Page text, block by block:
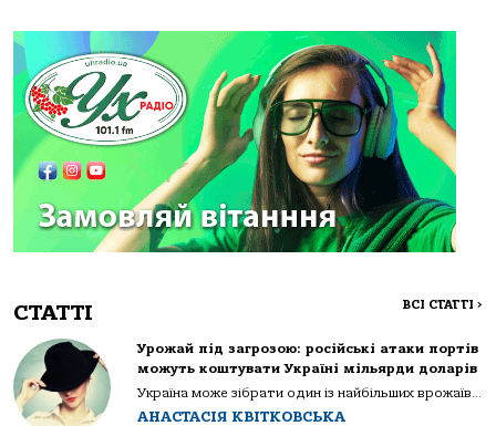
СТАТТІ ВСІ СТАТТІ >
Урожай під загрозою: російські атаки портів
можуть коштувати Україні мільярди доларів
Україна може зібрати один із найбільших врожаїв...
АНАСТАСІЯ КВІТКОВСЬКА